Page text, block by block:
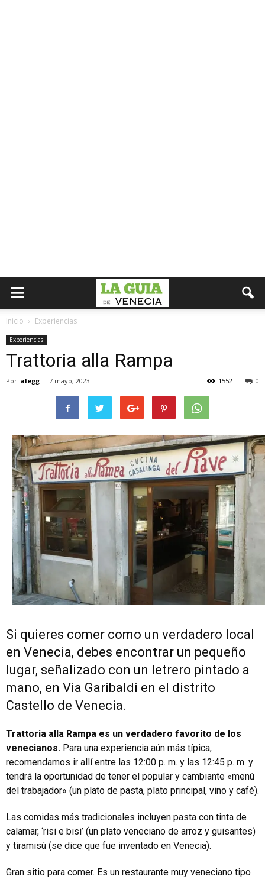
Inicio Experiencias
Experiencias
Trattoria alla Rampa
Por alegg - 7 mayo, 2023 0
1552
Si quieres comer como un verdadero local
en Venecia, debes encontrar un pequeño
lugar, señalizado con un letrero pintado a
mano, en Via Garibaldi en el distrito
Castello de Venecia.
Trattoria alla Rampa es un verdadero favorito de los
venecianos. Para una experiencia aún más típica,
recomendamos ir allí entre las 12:00 p. m. y las 12:45 p. m. y
tendrá la oportunidad de tener el popular y cambiante «menú
del trabajador» (un plato de pasta, plato principal, vino y café).
Las comidas más tradicionales incluyen pasta con tinta de
calamar, ‘risi e bisi’ (un plato veneciano de arroz y guisantes)
y tiramisú (se dice que fue inventado en Venecia).
Gran sitio para comer. Es un restaurante muy veneciano tipo